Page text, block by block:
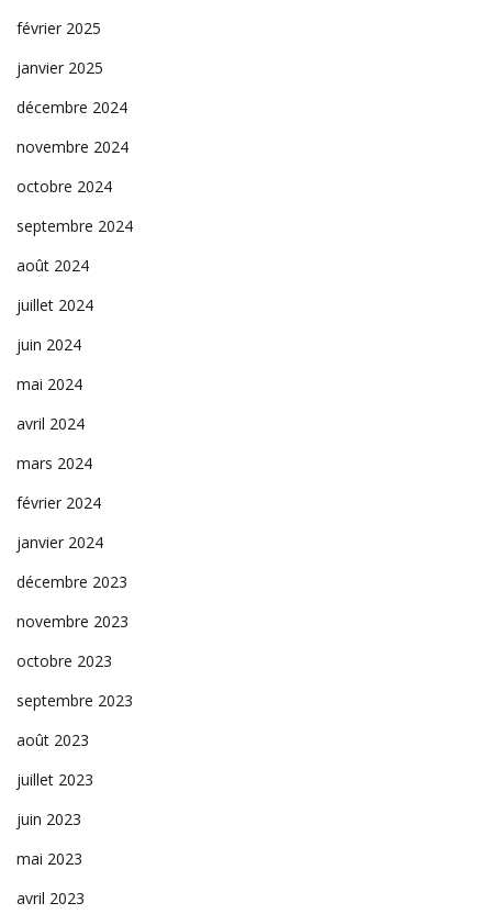
février 2025
janvier 2025
décembre 2024
novembre 2024
octobre 2024
septembre 2024
août 2024
juillet 2024
juin 2024
mai 2024
avril 2024
mars 2024
février 2024
janvier 2024
décembre 2023
novembre 2023
octobre 2023
septembre 2023
août 2023
juillet 2023
juin 2023
mai 2023
avril 2023